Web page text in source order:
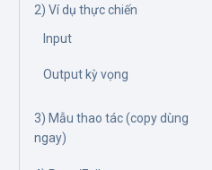
2) Ví dụ thực chiến
Input
Output kỳ vọng
3) Mẫu thao tác (copy dùng
ngay)